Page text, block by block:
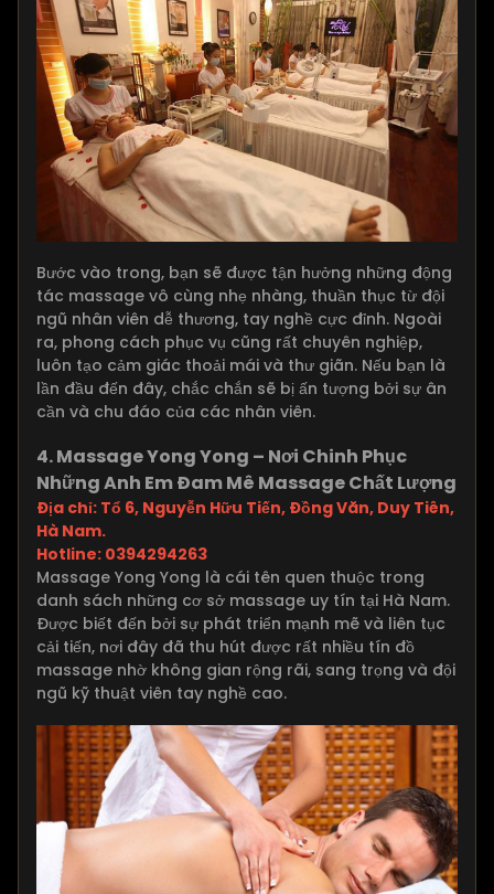
Bước vào trong, bạn sẽ được tận hưởng những động
tác massage vô cùng nhẹ nhàng, thuần thục từ đội
ngũ nhân viên dễ thương, tay nghề cực đỉnh. Ngoài
ra, phong cách phục vụ cũng rất chuyên nghiệp,
luôn tạo cảm giác thoải mái và thư giãn. Nếu bạn là
lần đầu đến đây, chắc chắn sẽ bị ấn tượng bởi sự ân
cần và chu đáo của các nhân viên.
4. Massage Yong Yong – Nơi Chinh Phục
Những Anh Em Đam Mê Massage Chất Lượng
Địa chỉ: Tổ 6, Nguyễn Hữu Tiến, Đồng Văn, Duy Tiên,
Hà Nam.
Hotline: 0394294263
Massage Yong Yong là cái tên quen thuộc trong
danh sách những cơ sở massage uy tín tại Hà Nam.
Được biết đến bởi sự phát triển mạnh mẽ và liên tục
cải tiến, nơi đây đã thu hút được rất nhiều tín đồ
massage nhờ không gian rộng rãi, sang trọng và đội
ngũ kỹ thuật viên tay nghề cao.